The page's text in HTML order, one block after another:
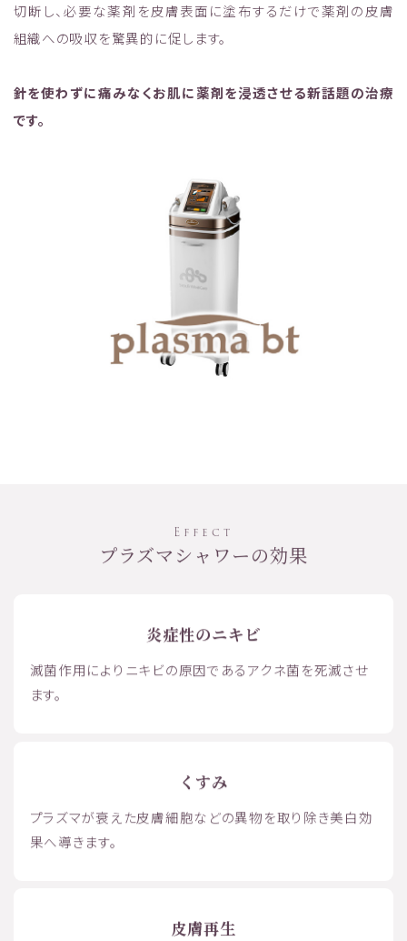
切断し、必要な薬剤を皮膚表面に塗布するだけで薬剤の皮膚
組織への吸収を驚異的に促します。
針を使わずに痛みなくお肌に薬剤を浸透させる新話題の治療
です。
Effect
プラズマシャワーの効果
炎症性のニキビ
滅菌作用によりニキビの原因であるアクネ菌を死滅させ
ます。
くすみ
プラズマが衰えた皮膚細胞などの異物を取り除き美白効
果へ導きます。
皮膚再生